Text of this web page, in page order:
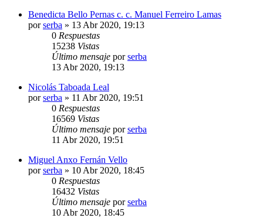
Benedicta Bello Pernas c. c. Manuel Ferreiro Lamas
porserba » 13 Abr 2020, 19:13
0 Respuestas
15238 Vistas
Último mensaje porserba
13 Abr 2020, 19:13
Nicolás Taboada Leal
porserba » 11 Abr 2020, 19:51
0 Respuestas
16569 Vistas
Último mensaje porserba
11 Abr 2020, 19:51
Miguel Anxo Fernán Vello
porserba » 10 Abr 2020, 18:45
0 Respuestas
16432 Vistas
Último mensaje porserba
10 Abr 2020, 18:45